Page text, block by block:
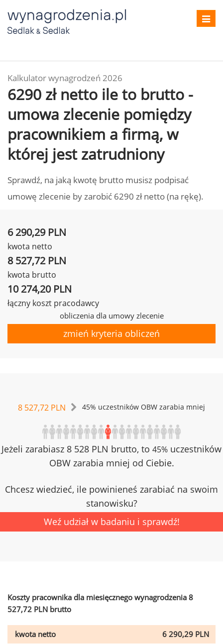
Kalkulator wynagrodzeń 2026
6290 zł netto ile to brutto -
umowa zlecenie pomiędzy
pracownikiem a firmą, w
której jest zatrudniony
Sprawdź, na jaką kwotę brutto musisz podpisać
umowę zlecenie by zarobić 6290 zł netto (na rękę).
6 290,29 PLN
kwota netto
8 527,72 PLN
kwota brutto
10 274,20 PLN
łączny koszt pracodawcy
obliczenia dla umowy zlecenie
zmień kryteria obliczeń
8 527,72 PLN 45% uczestników OBW zarabia mniej
Jeżeli zarabiasz 8 528 PLN brutto, to 45% uczestników
OBW zarabia mniej od Ciebie.
Chcesz wiedzieć, ile powinieneś zarabiać na swoim
stanowisku?
Weź udział w badaniu i sprawdź!
Koszty pracownika dla miesięcznego wynagrodzenia 8
527,72 PLN brutto
kwota netto
6 290,29 PLN